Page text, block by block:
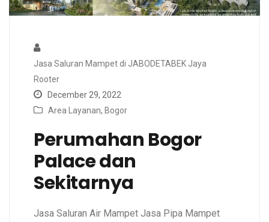
Jasa Saluran Mampet di JABODETABEK Jaya
Rooter
December 29, 2022
Area Layanan, Bogor
Perumahan Bogor
Palace dan
Sekitarnya
Jasa Saluran Air Mampet Jasa Pipa Mampet